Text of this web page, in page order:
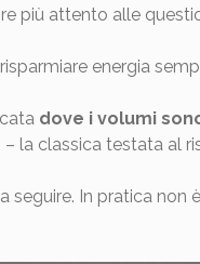
più attento alle
energia
dove i volumi
la classica testata al
In pratica non